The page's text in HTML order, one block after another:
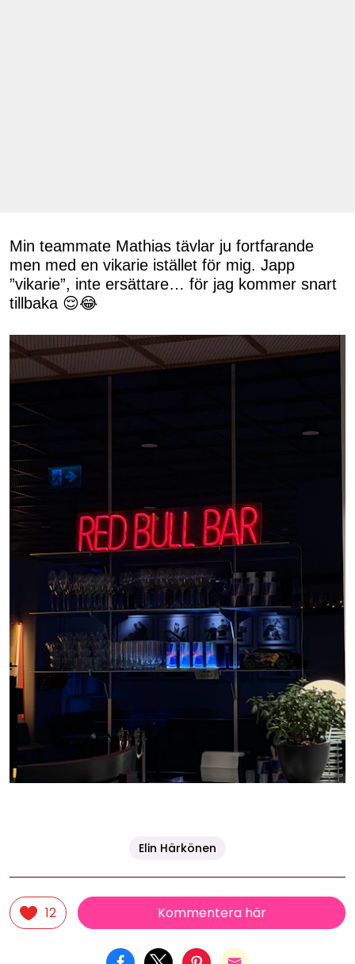
Min teammate Mathias tävlar ju fortfarande
men med en vikarie istället för mig. Japp
”vikarie”, inte ersättare… för jag kommer snart
tillbaka 😌😂
Elin Härkönen
12 Kommentera här